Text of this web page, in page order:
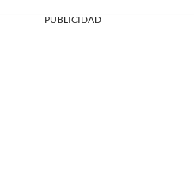
PUBLICIDAD